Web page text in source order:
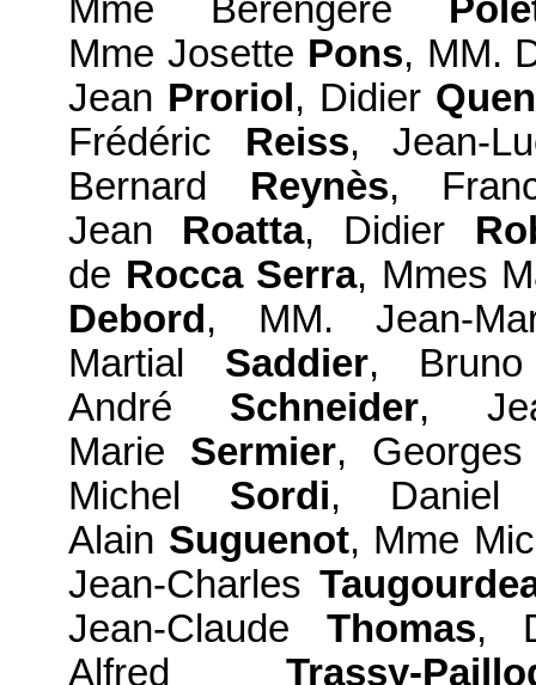
Mme Bérengère
Mme Josette Pons, MM.
Jean Proriol , Didier
Frédéric Reiss, Jean-
Bernard Reynès,
Jean Roatta, Didier
de Rocca Serra, Mmes
Debord, MM. Jean-
Martial Saddier,
André Schneider,
Marie Sermier,
Michel Sordi,
Alain Suguenot, Mme
Jean-Charles
Jean-Claude Thomas,
AlfredTrassy-